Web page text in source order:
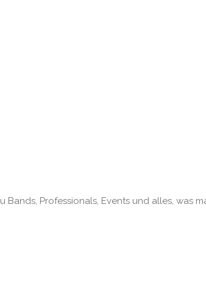
Professionals, Events und alles, was